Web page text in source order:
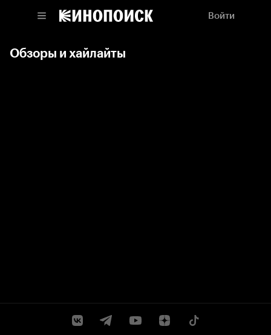
Войти
Обзоры и хайлайты